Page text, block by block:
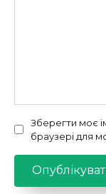
Зберегти моє
браузері для